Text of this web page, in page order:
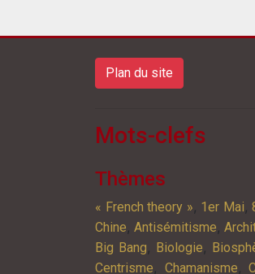
Plan du site
Mots-clefs
Thèmes
« French theory » 1er Mai
Chine Antisémitisme
Big Bang Biologie
Centrisme Chamanisme ,